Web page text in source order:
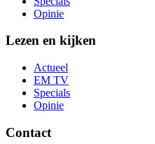
Opinie
Lezen en kijken
Actueel
EM TV
Specials
Opinie
Contact